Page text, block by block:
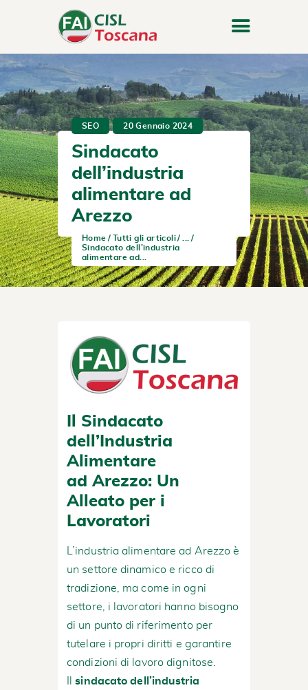
SEO 20 Gennaio 2024
Sindacato
dell’industria
alimentare ad
Arezzo
Home Tutti gli articoli
Sindacato dell’industria
alimentare ad...
Il Sindacato
dell’Industria
Alimentare
ad Arezzo: Un
Alleato per i
Lavoratori
L’industria alimentare ad Arezzo è
un settore dinamico e ricco di
tradizione, ma come in ogni
settore, i lavoratori hanno bisogno
di un punto di riferimento per
tutelare i propri diritti e garantire
condizioni di lavoro dignitose.
Ilsindacato dell’industria